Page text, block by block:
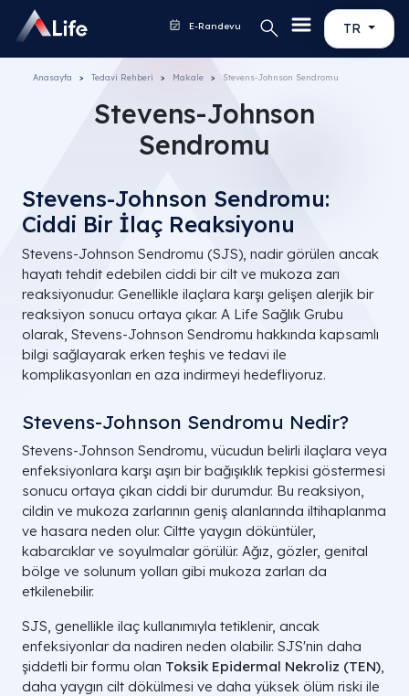
TR
E-Randevu
Anasayfa Tedavi Rehberi Makale Stevens-Johnson Sendromu
Stevens-Johnson
Sendromu
Stevens-Johnson Sendromu:
Ciddi Bir İlaç Reaksiyonu
Stevens-Johnson Sendromu (SJS), nadir görülen ancak
hayatı tehdit edebilen ciddi bir cilt ve mukoza zarı
reaksiyonudur. Genellikle ilaçlara karşı gelişen alerjik bir
reaksiyon sonucu ortaya çıkar. A Life Sağlık Grubu
olarak, Stevens-Johnson Sendromu hakkında kapsamlı
bilgi sağlayarak erken teşhis ve tedavi ile
komplikasyonları en aza indirmeyi hedefliyoruz.
Stevens-Johnson Sendromu Nedir?
Stevens-Johnson Sendromu, vücudun belirli ilaçlara veya
enfeksiyonlara karşı aşırı bir bağışıklık tepkisi göstermesi
sonucu ortaya çıkan ciddi bir durumdur. Bu reaksiyon,
cildin ve mukoza zarlarının geniş alanlarında iltihaplanma
ve hasara neden olur. Ciltte yaygın döküntüler,
kabarcıklar ve soyulmalar görülür. Ağız, gözler, genital
bölge ve solunum yolları gibi mukoza zarları da
etkilenebilir.
SJS, genellikle ilaç kullanımıyla tetiklenir, ancak
enfeksiyonlar da nadiren neden olabilir. SJS'nin daha
şiddetli bir formu olan Toksik Epidermal Nekroliz (TEN),
daha yaygın cilt dökülmesi ve daha yüksek ölüm riski ile